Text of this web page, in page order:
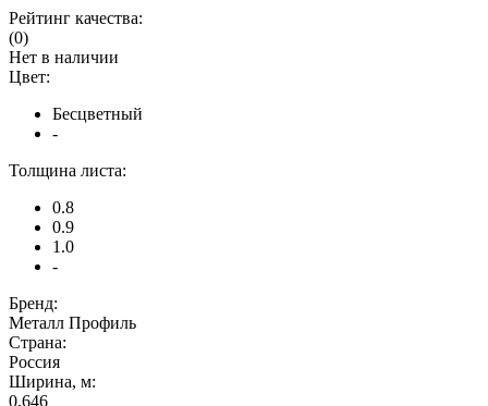
Рейтинг качества:
(0)
Нет в наличии
Цвет:
Бесцветный
-
Толщина листа:
0.8
0.9
1.0
-
Бренд:
Металл Профиль
Страна:
Россия
Ширина, м:
0,646